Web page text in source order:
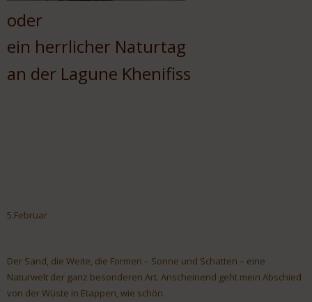
oder
ein herrlicher Naturtag
an der Lagune Khenifiss
5.Februar
Der Sand, die Weite, die Formen – Sonne und Schatten – eine
Naturwelt der ganz besonderen Art. Anscheinend geht mein Abschied
von der Wüste in Etappen, wie schön.